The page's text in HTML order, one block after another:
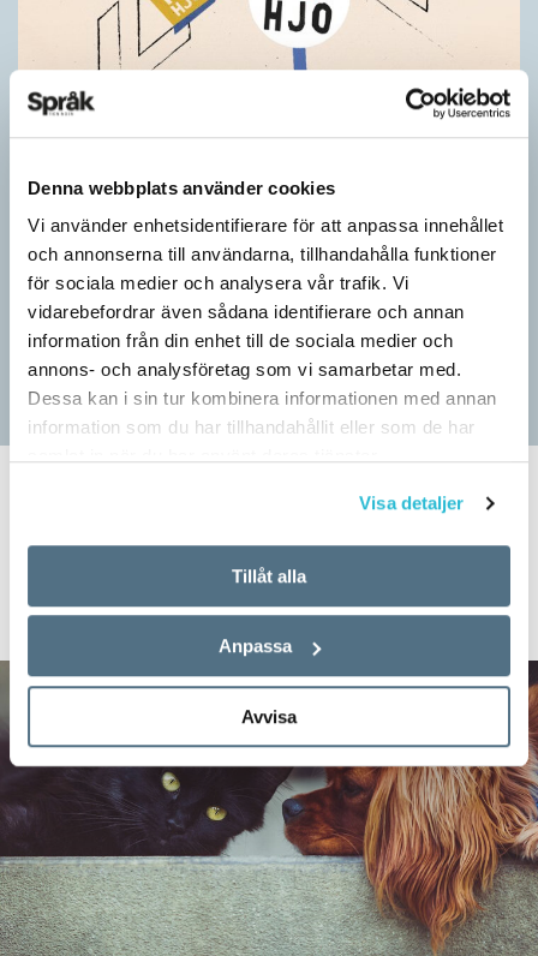
Denna webbplats använder cookies
Vi använder enhetsidentifierare för att anpassa innehållet
och annonserna till användarna, tillhandahålla funktioner
för sociala medier och analysera vår trafik. Vi
vidarebefordrar även sådana identifierare och annan
information från din enhet till de sociala medier och
annons- och analysföretag som vi samarbetar med.
Dessa kan i sin tur kombinera informationen med annan
information som du har tillhandahållit eller som de har
Visa detaljer
Tillåt alla
Anpassa
Avvisa
Pressmeddelande: Hjovisst älskar vi
SPRÅKBLOGGEN
– Vinnarna visar att lyckade ordvitsar alltid går hem. En bra
kommunslogan kombinerar ett träffsäkert budskap om
kommunen med en humoristisk knorr, säger Anders Svensson,
Veckans nyord:
djuränkling